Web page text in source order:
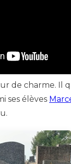
de charme. Il
ses élèves